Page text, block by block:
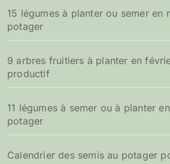
15 légumes à planter ou semer en
potager
9 arbres fruitiers à planter en
productif
11 légumes à semer ou à planter
potager
Calendrier des semis au potager